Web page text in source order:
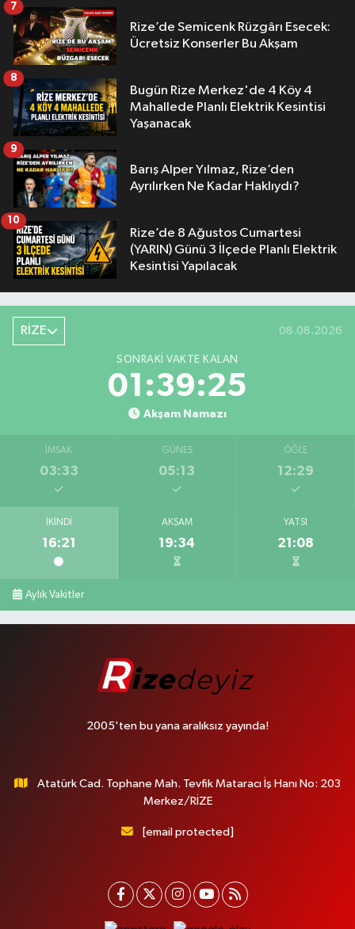
Rize’de Semicenk Rüzgârı Esecek:
Ücretsiz Konserler Bu Akşam
7
Bugün Rize Merkez'de 4 Köy 4
Mahallede Planlı Elektrik Kesintisi
Yaşanacak
8
Barış Alper Yılmaz, Rize’den
Ayrılırken Ne Kadar Haklıydı?
9
Rize’de 8 Ağustos Cumartesi
(YARIN) Günü 3 İlçede Planlı Elektrik
Kesintisi Yapılacak
10
RİZE 08.08.2026
SONRAKI VAKTE KALAN
01:39:24
Akşam Namazı
İMSAK
03:33
GÜNEŞ
05:13
ÖĞLE
12:29
İKINDI
16:21
AKŞAM
19:34
YATSI
21:08
Aylık Vakitler
2005'ten bu yana aralıksız yayında!
Atatürk Cad. Tophane Mah. Tevfik Mataracı İş Hanı No: 203
Merkez/RİZE
[email protected]